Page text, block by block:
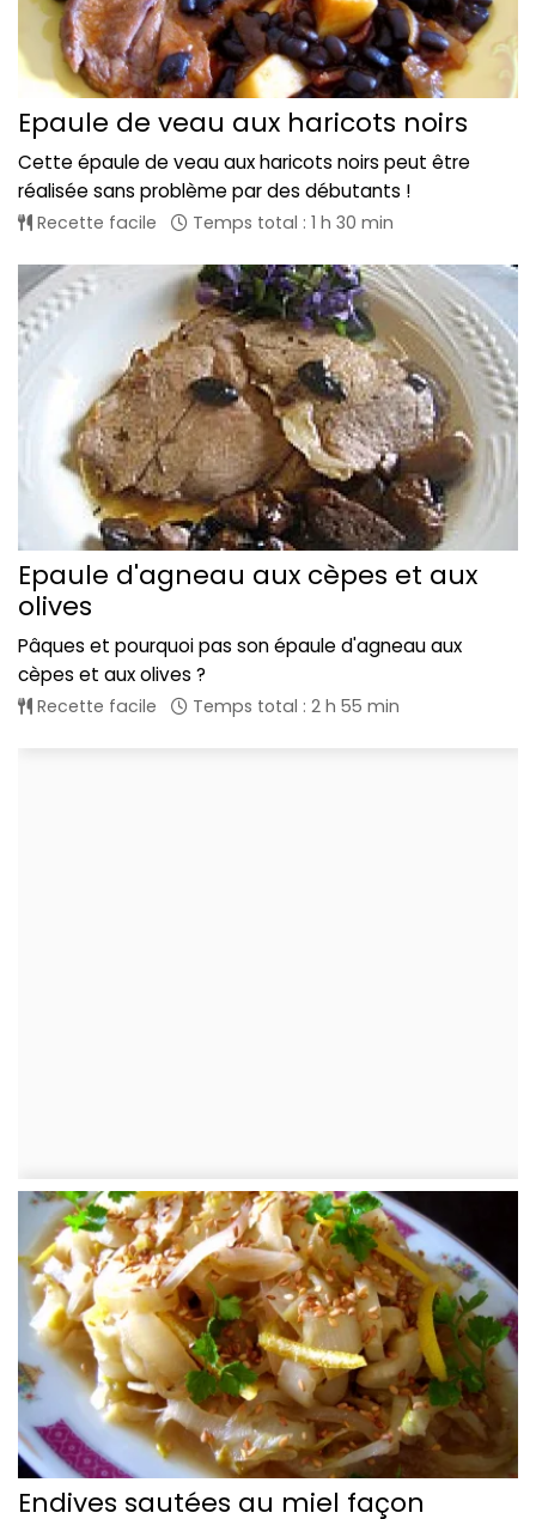
Epaule de veau aux haricots noirs
Cette épaule de veau aux haricots noirs peut être
réalisée sans problème par des débutants !
Recette facile Temps total : 1 h 30 min
Epaule d'agneau aux cèpes et aux
olives
Pâques et pourquoi pas son épaule d'agneau aux
cèpes et aux olives ?
Recette facile Temps total : 2 h 55 min
Endives sautées au miel façon